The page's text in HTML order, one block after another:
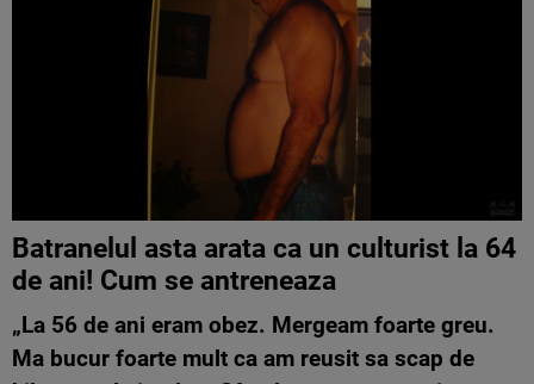
Batranelul asta arata ca un culturist la 64
de ani! Cum se antreneaza
„La 56 de ani eram obez. Mergeam foarte greu.
Ma bucur foarte mult ca am reusit sa scap de